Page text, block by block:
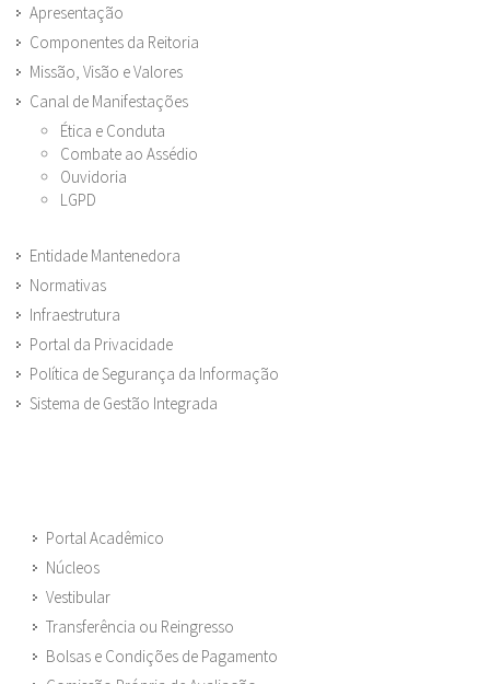
Apresentação
Componentes da Reitoria
Missão, Visão e Valores
Canal de Manifestações
Ética e Conduta
Combate ao Assédio
Ouvidoria
LGPD
Entidade Mantenedora
Normativas
Infraestrutura
Portal da Privacidade
Política de Segurança da Informação
Sistema de Gestão Integrada
Portal Acadêmico
Núcleos
Vestibular
Transferência ou Reingresso
Bolsas e Condições de Pagamento